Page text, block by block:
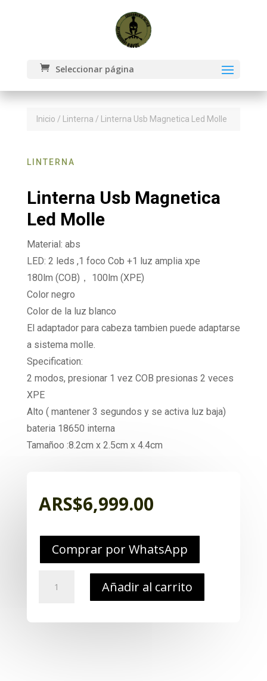
Seleccionar página
Inicio / Linterna / Linterna Usb Magnetica Led Molle
LINTERNA
Linterna Usb Magnetica
Led Molle
Material: abs
LED: 2 leds ,1 foco Cob +1 luz amplia xpe
180lm (COB)， 100lm (XPE)
Color negro
Color de la luz blanco
El adaptador para cabeza tambien puede adaptarse
a sistema molle.
Specification:
2 modos, presionar 1 vez COB presionas 2 veces
XPE
Alto ( mantener 3 segundos y se activa luz baja)
bateria 18650 interna
Tamañoo :8.2cm x 2.5cm x 4.4cm
ARS$6,999.00
Comprar por WhatsApp
Añadir al carrito